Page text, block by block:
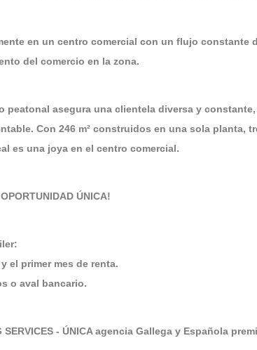
en un centro comercial con un flujo constante
del comercio en la zona.
peatonal asegura una clientela diversa y
Con 246 m² construidos en una sola planta,
es una joya en el centro comercial.
ÚNICA!
el primer mes de renta.
o aval bancario.
SERVICES - ÚNICA agencia Gallega y Española